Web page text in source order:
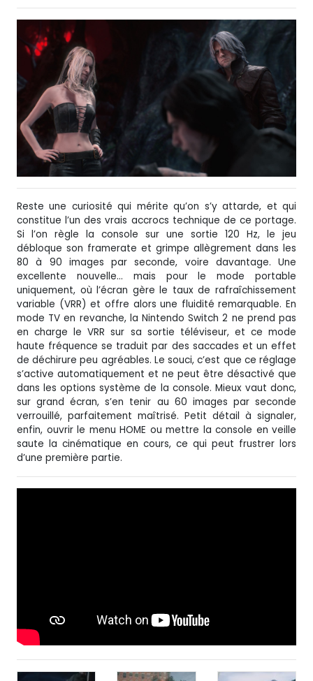
Reste une curiosité qui mérite qu’on s’y attarde, et qui
constitue l’un des vrais accrocs technique de ce portage.
Si l’on règle la console sur une sortie 120 Hz, le jeu
débloque son framerate et grimpe allègrement dans les
80 à 90 images par seconde, voire davantage. Une
excellente nouvelle… mais pour le mode portable
uniquement, où l’écran gère le taux de rafraîchissement
variable (VRR) et offre alors une fluidité remarquable. En
mode TV en revanche, la Nintendo Switch 2 ne prend pas
en charge le VRR sur sa sortie téléviseur, et ce mode
haute fréquence se traduit par des saccades et un effet
de déchirure peu agréables. Le souci, c’est que ce réglage
s’active automatiquement et ne peut être désactivé que
dans les options système de la console. Mieux vaut donc,
sur grand écran, s’en tenir au 60 images par seconde
verrouillé, parfaitement maîtrisé. Petit détail à signaler,
enfin, ouvrir le menu HOME ou mettre la console en veille
saute la cinématique en cours, ce qui peut frustrer lors
d’une première partie.